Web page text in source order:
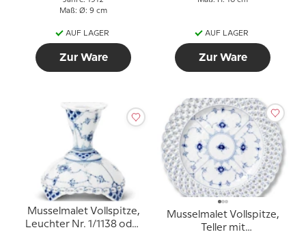
Maß: Ø: 9 cm
AUF LAGER
Zur Ware
AUF LAGER
Zur Ware
Musselmalet Vollspitze,
Leuchter Nr. 1/1138 oder
Musselmalet Vollspitze,
Teller mit